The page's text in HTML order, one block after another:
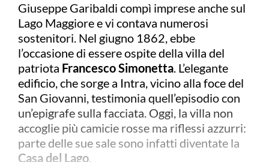
Giuseppe Garibaldi compì imprese anche sul
Lago Maggiore e vi contava numerosi
sostenitori. Nel giugno 1862, ebbe
l’occasione di essere ospite della villa del
patriota Francesco Simonetta. L’elegante
edificio, che sorge a Intra, vicino alla foce del
San Giovanni, testimonia quell’episodio con
un’epigrafe sulla facciata. Oggi, la villa non
accoglie più camicie rosse ma riflessi azzurri:
parte delle sue sale sono infatti diventate la
Casa del Lago.